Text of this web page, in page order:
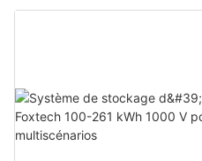
d'énergie solaire